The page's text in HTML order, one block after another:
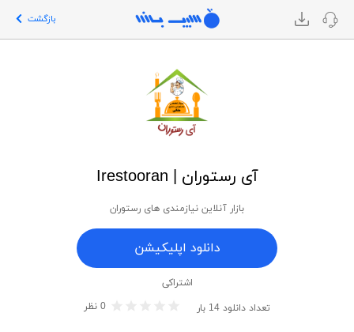
بازگشت
آی رستوران | Irestooran
بازار آنلاین نیازمندی های رستوران
دانلود اپلیکیشن
اشتراکی
تعداد دانلود 14 بار 0 نظر